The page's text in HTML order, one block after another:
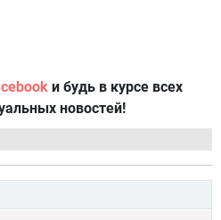
и будь в курсе всех
новостей!